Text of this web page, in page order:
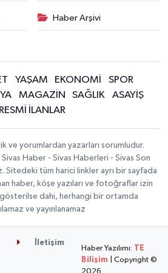
Haber Arşivi
YAŞAM EKONOMİ
SPOR
MAGAZİN SAĞLIK
ASAYİŞ
RESMİ İLANLAR
ve yorumlardan yazarları sorumludur.
Sivas Haber - Sivas Haberleri - Sivas Son
Sitedeki tüm harici linkler ayrı bir sayfada
haber, köşe yazıları ve fotoğraflar izin
gösterilse dahi, herhangi bir ortamda
ve yayınlanamaz
İletişim
Haber Yazılımı: TE
Bilişim | Copyright ©
2026